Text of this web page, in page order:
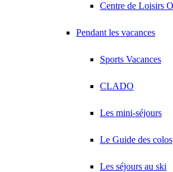
Centre de Loisirs
Pendant les vacances
Sports Vacances
CLADO
Les mini-séjours
Le Guide des colos
Les séjours au ski